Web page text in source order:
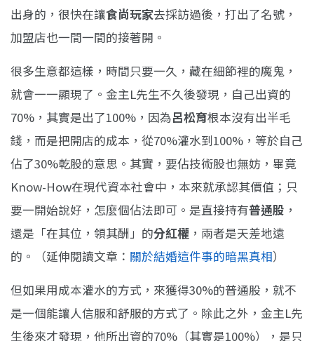
出身的，很快在讓食尚玩家去採訪過後，打出了名號，
加盟店也一間一間的接著開。
很多生意都這樣，時間只要一久，藏在細節裡的魔鬼，
就會一一顯現了。金主L先生不久後發現，自己出資的
70%，其實是出了100%，因為呂松育根本沒有出半毛
錢，而是把開店的成本，從70%灌水到100%，等於自己
佔了30%乾股的意思。其實，要佔技術股也無妨，畢竟
Know-How在現代資本社會中，本來就承認其價值；只
要一開始說好，怎麼個佔法即可。是直接持有普通股 ，
還是「在其位，領其酬」的分紅權 ，兩者是天差地遠
的。（延伸閱讀文章： 關於結婚這件事的暗黑真相）
但如果用成本灌水的方式，來獲得30%的普通股，就不
是一個能讓人信服和舒服的方式了。除此之外，金主L先
生後來才發現，他所出資的70%（其實是100%），是只